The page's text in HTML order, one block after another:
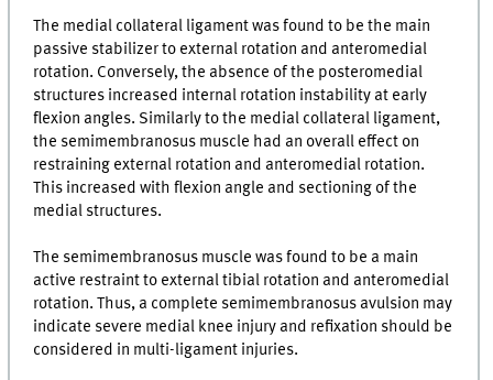
The medial collateral ligament was found to be the main
passive stabilizer to external rotation and anteromedial
rotation. Conversely, the absence of the posteromedial
structures increased internal rotation instability at early
flexion angles. Similarly to the medial collateral ligament,
the semimembranosus muscle had an overall effect on
restraining external rotation and anteromedial rotation.
This increased with flexion angle and sectioning of the
medial structures.
The semimembranosus muscle was found to be a main
active restraint to external tibial rotation and anteromedial
rotation. Thus, a complete semimembranosus avulsion may
indicate severe medial knee injury and refixation should be
considered in multi-ligament injuries.